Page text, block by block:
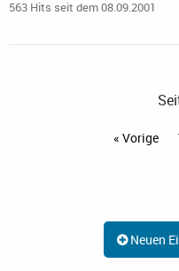
563 Hits seit dem 08.09.2001
« Vorige
Neuen